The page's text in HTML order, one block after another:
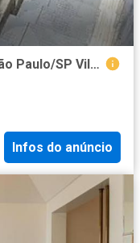
Casa / Sobrado para Venda em São Paulo/SP Vila Brasilina 2 Quartos
Infos do anúncio